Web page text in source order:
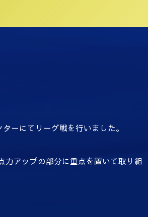
ーにてリーグ戦を行いました。
力アップの部分に重点を置いて取り組